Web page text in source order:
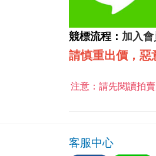
競標流程： 加入會
請慎重出價，惡
注意：請先閱讀拍
客服中心